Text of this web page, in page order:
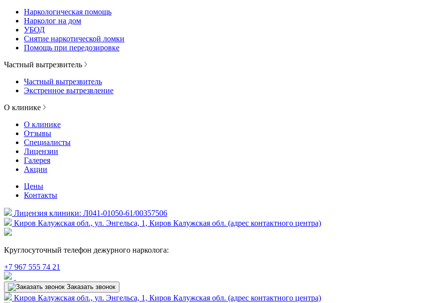
Наркологическая помощь
Нарколог на дом
УБОД
Снятие наркотической ломки
Помощь при передозировке
Частный вытрезвитель
Частный вытрезвитель
Экстренное вытрезвление
О клинике
О клинике
Отзывы
Специалисты
Лицензии
Галерея
Акции
Цены
Контакты
Лицензия клиники: Л041-01050-61/00357506
Киров Калужская обл., ул. Энгельса, 1, Киров Калужская обл. (адрес контактного центра)
Круглосуточный телефон дежурного нарколога:
+7 967 555 74 21
Заказать звонок
Киров Калужская обл., ул. Энгельса, 1, Киров Калужская обл. (адрес контактного центра)